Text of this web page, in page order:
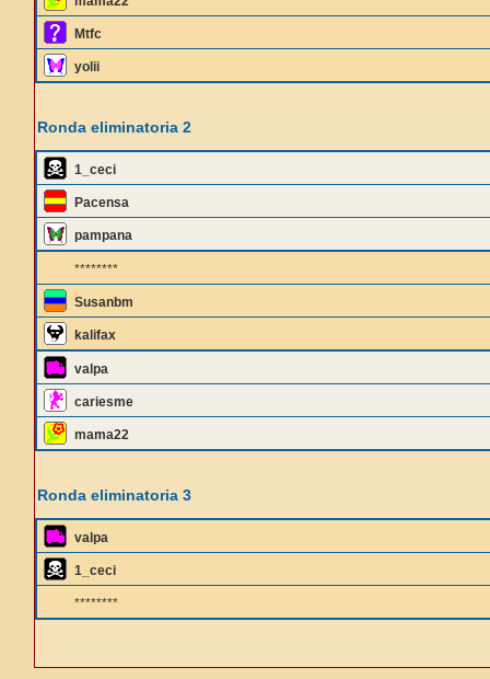
Mtfc
yolii
Ronda eliminatoria 2
1_ceci
Pacensa
pampana
********
Susanbm
kalifax
valpa
cariesme
mama22
Ronda eliminatoria 3
valpa
1_ceci
********